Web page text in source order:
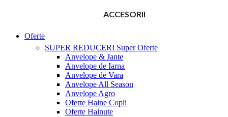
ACCESORII
Oferte
SUPER REDUCERI Super Oferte
Anvelope & Jante
Anvelope de Iarna
Anvelope de Vara
Anvelope All Season
Anvelope Agro
Oferte Haine Copii
Oferte Hainute